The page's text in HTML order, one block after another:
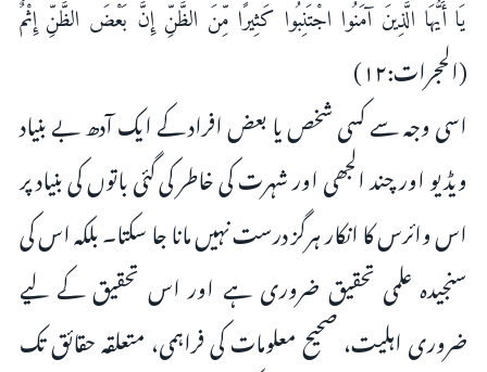
يَا أَيُّهَا الَّذِينَ آمَنُوا اجْتَنِبُوا كَثِيرًا مِّنَ الظَّنِّ إِنَّ بَعْضَ الظَّنِّ إِثْمٌ
(الحجرات:۱۲)
اسی وجہ سے کسی شخص یا بعض افراد کے ایک آدھ بے بنیاد
ویڈیو اور چند الجھی اور شہرت کی خاطر کی گئی باتوں کی بنیاد پر
اس وائرس کا انکار ہرگز درست نہیں مانا جا سکتا۔ بلکہ اس کی
سنجیدہ علمی تحقیق ضروری ہے اور اس تحقیق کے لیے
ضروری اہلیت، صحیح معلومات کی فراہمی، متعلقہ حقائق تک